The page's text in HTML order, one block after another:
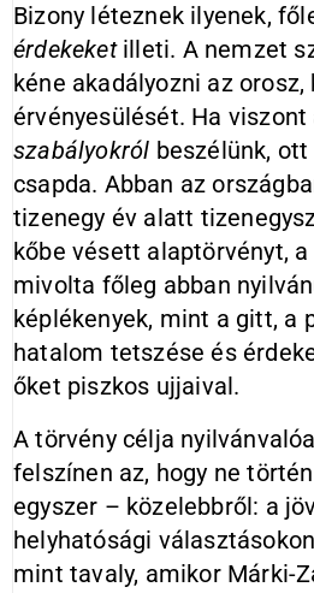
Bizony léteznek ilyenek,
érdekeketilleti. A nemzet
kéne akadályozni az
érvényesülését. Ha viszont
szabályokról beszélünk,
csapda. Abban az
tizenegy év alatt
kőbe vésett alaptörvényt,
mivolta főleg abban
képlékenyek, mint a gitt, a
hatalom tetszése és
őket piszkos ujjaival.
A törvény célja
felszínen az, hogy ne
egyszer – közelebbről: a
helyhatósági
mint tavaly, amikor Márki-